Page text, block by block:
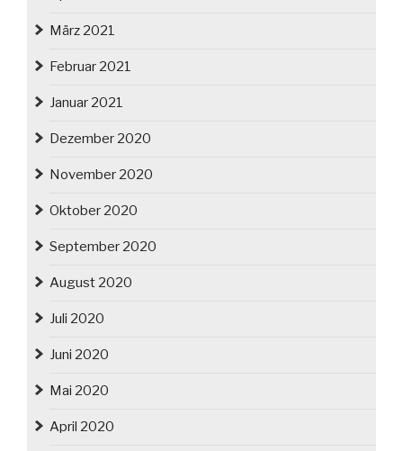
März 2021
Februar 2021
Januar 2021
Dezember 2020
November 2020
Oktober 2020
September 2020
August 2020
Juli 2020
Juni 2020
Mai 2020
April 2020